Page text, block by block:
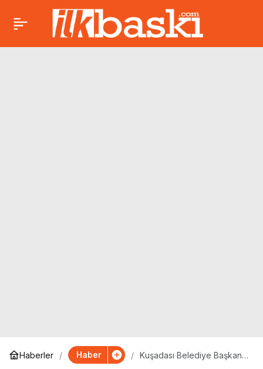
Haberler Haber
Kuşadası Belediye Başkanı
Korkutan deprem
sonrası Murat